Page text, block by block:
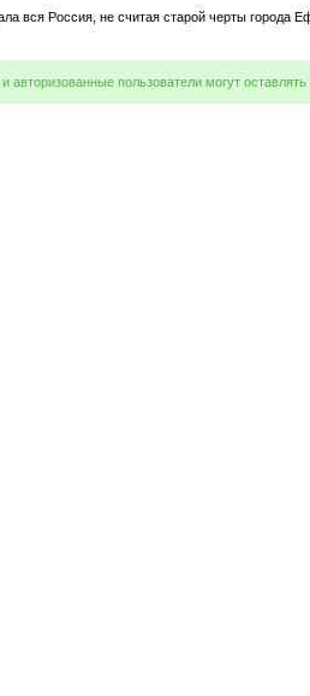
вся Россия, не считая старой черты города
авторизованные пользователи могут